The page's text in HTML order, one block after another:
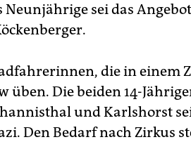
sei das
die in einem
üben. Die beiden 14-
und Karlshorst
Den Bedarf nach Zirkus